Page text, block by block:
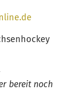
bereit noch